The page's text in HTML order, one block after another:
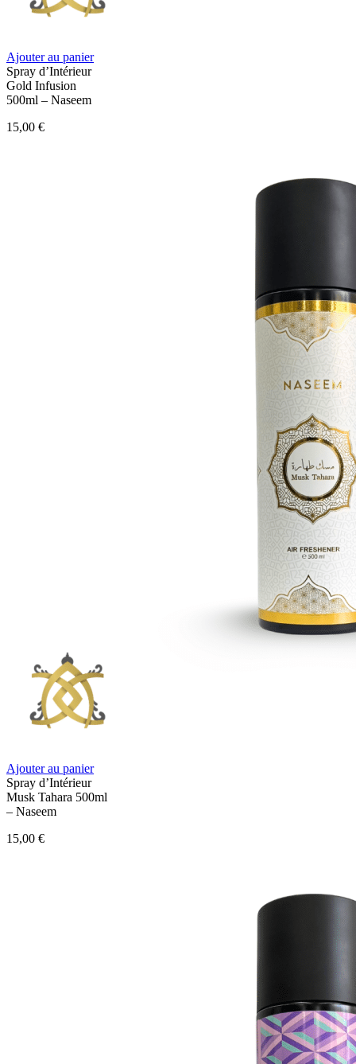
Ajouter au panier
Spray d’Intérieur
Gold Infusion
500ml – Naseem
15,00 €
Ajouter au panier
Spray d’Intérieur
Musk Tahara 500ml
– Naseem
15,00 €